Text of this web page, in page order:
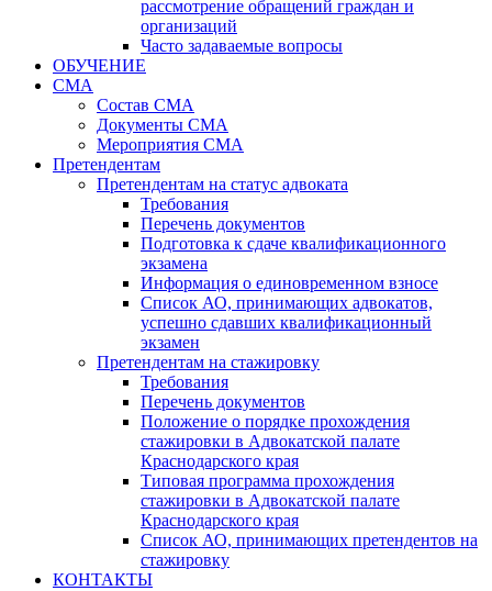
рассмотрение обращений граждан и
организаций
Часто задаваемые вопросы
ОБУЧЕНИЕ
СМА
Состав СМА
Документы СМА
Мероприятия СМА
Претендентам
Претендентам на статус адвоката
Требования
Перечень документов
Подготовка к сдаче квалификационного
экзамена
Информация о единовременном взносе
Список АО, принимающих адвокатов,
успешно сдавших квалификационный
экзамен
Претендентам на стажировку
Требования
Перечень документов
Положение о порядке прохождения
стажировки в Адвокатской палате
Краснодарского края
Типовая программа прохождения
стажировки в Адвокатской палате
Краснодарского края
Список АО, принимающих претендентов на
стажировку
КОНТАКТЫ